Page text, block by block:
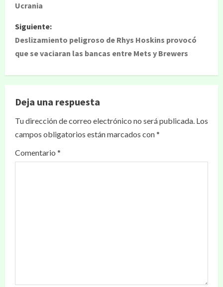
Ucrania
Siguiente:
Deslizamiento peligroso de Rhys Hoskins provocó
que se vaciaran las bancas entre Mets y Brewers
Deja una respuesta
Tu dirección de correo electrónico no será publicada. Los
campos obligatorios están marcados con*
Comentario *